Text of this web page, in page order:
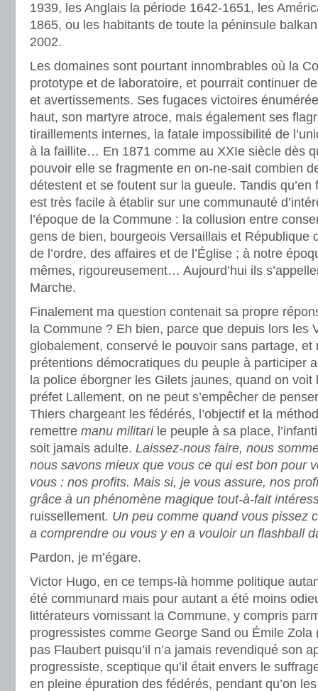
1939, les Anglais la période 1642-1651, les
1865, ou les habitants de toute la péninsule
2002.
Les domaines sont pourtant innombrables où la
prototype et de laboratoire, et pourrait continuer
et avertissements. Ses fugaces victoires
haut, son martyre atroce, mais également ses
tiraillements internes, la fatale impossibilité de
à la faillite… En 1871 comme au XXIe siècle dès
pouvoir elle se fragmente en on-ne-sait combien
détestent et se foutent sur la gueule. Tandis qu’en
est très facile à établir sur une communauté
l’époque de la Commune : la collusion entre
gens de bien, bourgeois Versaillais et République
de l’ordre, des affaires et de l’Église ; à notre
mêmes, rigoureusement… Aujourd’hui ils
Marche.
Finalement ma question contenait sa propre
la Commune ? Eh bien, parce que depuis lors les
globalement, conservé le pouvoir sans partage, et
prétentions démocratiques du peuple à participer
la police éborgner les Gilets jaunes, quand on voit
préfet Lallement, on ne peut s’empêcher de
Thiers chargeant les fédérés, l’objectif et la
remettre manu militarile peuple à sa place,
soit jamais adulte. Laissez-nous faire, nous
nous savons mieux que vous ce qui est bon pour
vous : nos profits. Mais si, je vous assure, nos
grâce à un phénomène magique tout-à-fait
ruissellement. Un peu comme quand vous pissez
a comprendre ou vous y en a vouloir un flashball
Pardon, je m’égare.
Victor Hugo, en ce temps-là homme politique
été communard mais pour autant a été moins
littérateurs vomissant la Commune, y compris
progressistes comme George Sand ou Émile
pas Flaubert puisqu’il n’a jamais revendiqué son
progressiste, sceptique qu’il était envers le
en pleine épuration des fédérés, pendant qu’on